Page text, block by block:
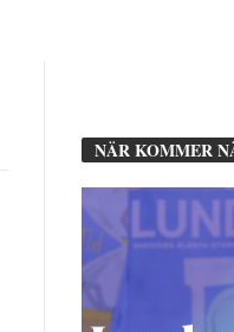
NÄR KOMMER